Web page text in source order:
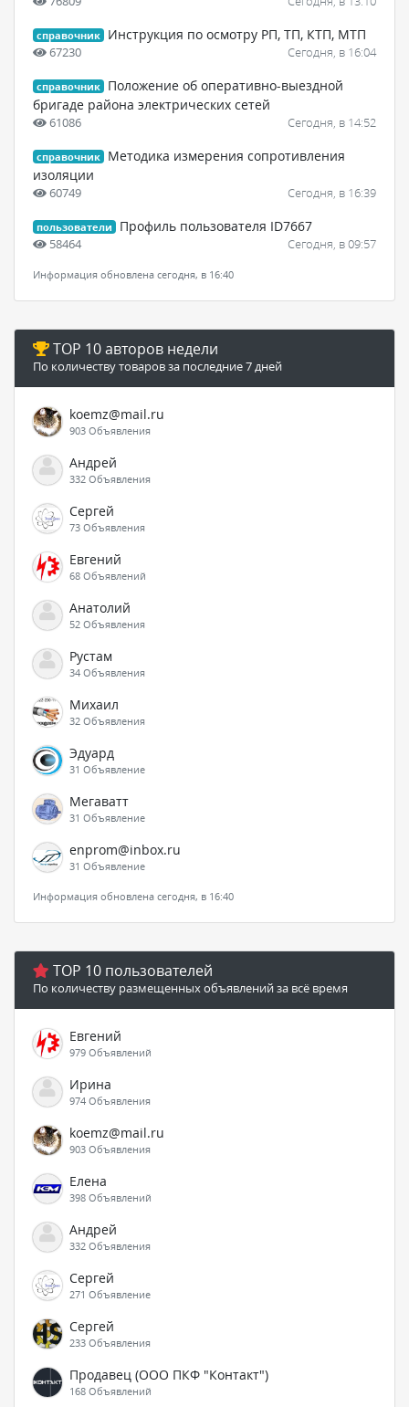
справочник Инструкция по осмотру РП, ТП, КТП, МТП
67230 Сегодня, в 16:04
справочник
Положение об оперативно-выездной
бригаде района электрических сетей
61086 Сегодня, в 14:52
справочник
Методика измерения сопротивления
изоляции
60749 Сегодня, в 16:39
пользователи Профиль пользователя ID7667
58464 Сегодня, в 09:57
Информация обновлена сегодня, в 16:40
TOP 10 авторов недели
По количеству товаров за последние 7 дней
koemz@mail.ru
903 Объявления
Андрей
332 Объявления
Сергей
73 Объявления
Евгений
68 Объявлений
Анатолий
52 Объявления
Рустам
34 Объявления
Михаил
32 Объявления
Эдуард
31 Объявление
Мегаватт
31 Объявление
enprom@inbox.ru
31 Объявление
Информация обновлена сегодня, в 16:40
TOP 10 пользователей
По количеству размещенных объявлений за всё время
Евгений
979 Объявлений
Ирина
974 Объявления
koemz@mail.ru
903 Объявления
Елена
398 Объявлений
Андрей
332 Объявления
Сергей
271 Объявление
Сергей
233 Объявления
Продавец (ООО ПКФ "Контакт")
168 Объявлений